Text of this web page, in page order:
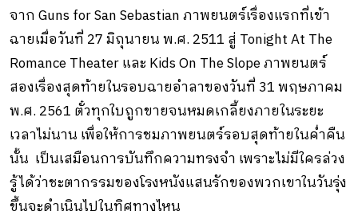
จาก Guns for San Sebastian ภาพยนตร์เรื่องแรกที่เข้า
ฉายเมื่อวันที่ 27 มิถุนายน พ.ศ. 2511 สู่ Tonight At The
Romance Theater และ Kids On The Slope ภาพยนตร์
สองเรื่องสุดท้ายในรอบฉายอำลาของวันที่ 31 พฤษภาคม
พ.ศ. 2561 ตั๋วทุกใบถูกขายจนหมดเกลี้ยงภายในระยะ
เวลาไม่นาน เพื่อให้การชมภาพยนตร์รอบสุดท้ายในค่ำคืน
นั้น เป็นเสมือนการบันทึกความทรงจำ เพราะไม่มีใครล่วง
รู้ได้ว่าชะตากรรมของโรงหนังแสนรักของพวกเขาในวันรุ่ง
ขึ้นจะดำเนินไปในทิศทางไหน